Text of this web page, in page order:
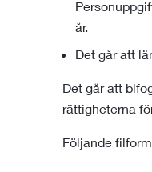
år.
Det går att
Det går att
rättigheterna
Följande